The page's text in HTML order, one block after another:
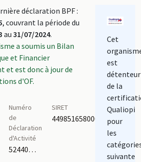
déclaration BPF :
, couvrant la période du
au 31/07/2024.
a soumis un Bilan
et Financier
et est donc à jour de
d'OF.
Numéro
de
Déclaration
d'Activité
52440740444
SIRET
44985165800046
Cet
est
détenteur
de la
Qualiopi
pour
les
suivante